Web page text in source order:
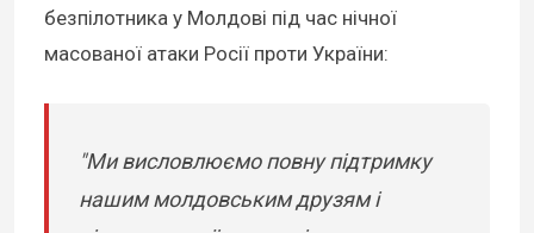
безпілотника у Молдові під час нічної
масованої атаки Росії проти України:
"Ми висловлюємо повну підтримку
нашим молдовським друзям і